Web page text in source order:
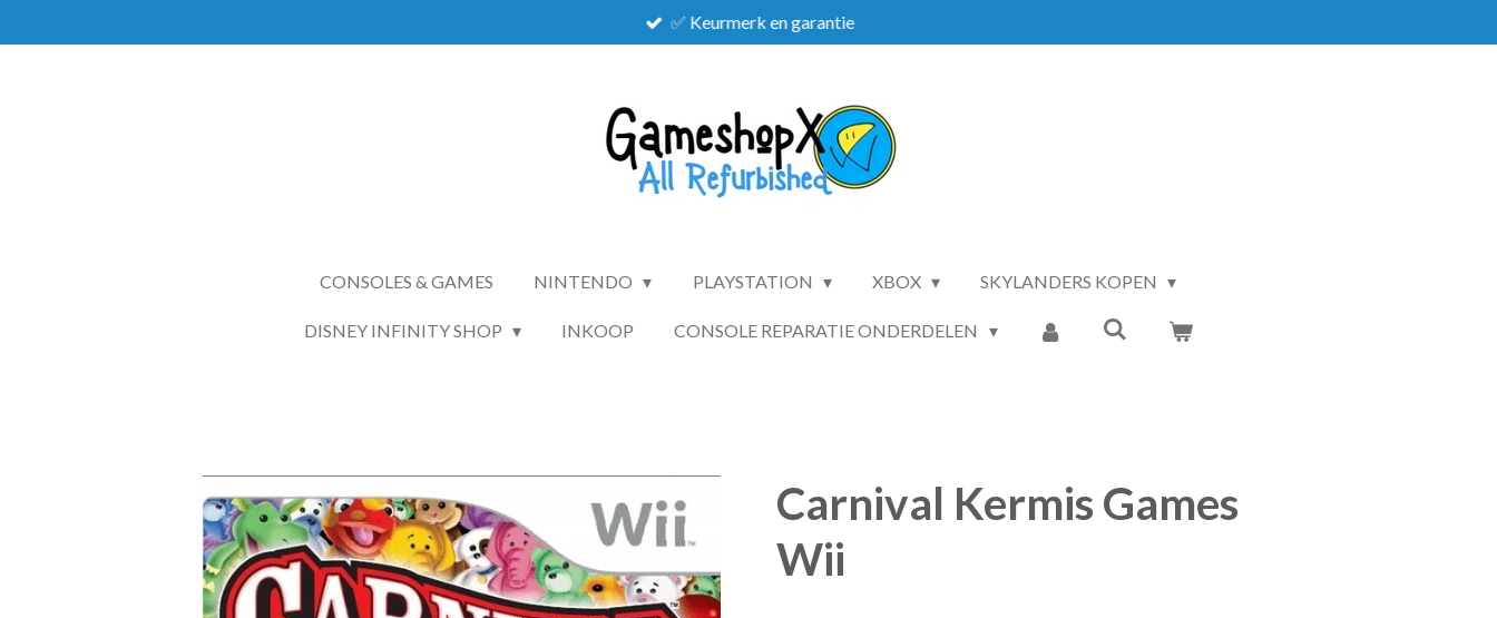
direct
✅ Keurmerk en garantie
CONSOLES & GAMES NINTENDO PLAYSTATION XBOX SKYLANDERS KOPEN
DISNEY INFINITY SHOP INKOOP CONSOLE REPARATIE ONDERDELEN
Carnival Kermis Games
Wii